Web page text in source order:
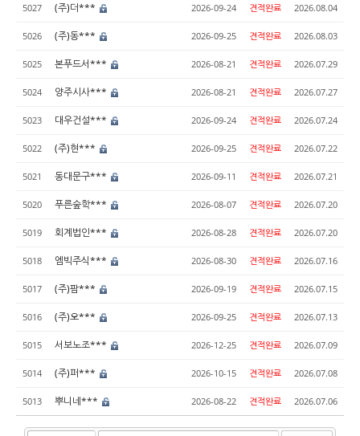
5027 (주)더*** 2026-09-24 견적완료 2026.08.04
5026 (주)동*** 2026-09-25 견적완료 2026.08.03
5025 본푸드서*** 2026-08-21 견적완료 2026.07.29
5024 양주시사*** 2026-08-21 견적완료 2026.07.27
5023 대우건설*** 2026-09-24 견적완료 2026.07.24
5022 (주)현*** 2026-09-25 견적완료 2026.07.22
5021 동대문구*** 2026-09-11 견적완료 2026.07.21
5020 푸른숲학*** 2026-08-07 견적완료 2026.07.20
5019 회계법인*** 2026-08-28 견적완료 2026.07.20
5018 엠빅주식*** 2026-08-30 견적완료 2026.07.16
5017 (주)팜*** 2026-09-19 견적완료 2026.07.15
5016 (주)오*** 2026-09-25 견적완료 2026.07.13
5015 서보노조*** 2026-12-25 견적완료 2026.07.09
5014 (주)퍼*** 2026-10-15 견적완료 2026.07.08
5013 뿌니네*** 2026-08-22 견적완료 2026.07.06